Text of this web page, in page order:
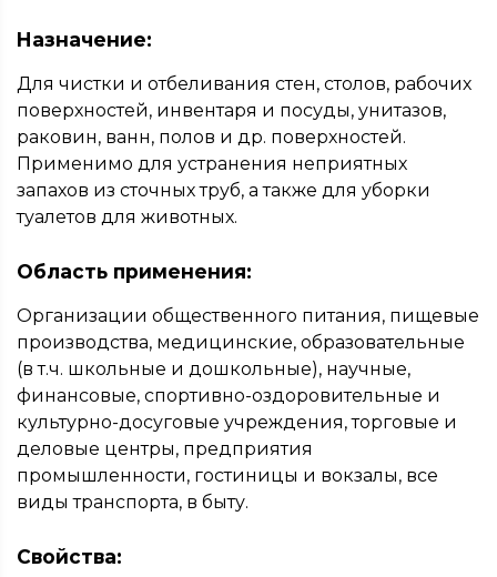
Назначение:
Для чистки и отбеливания стен, столов, рабочих
поверхностей, инвентаря и посуды, унитазов,
раковин, ванн, полов и др. поверхностей.
Применимо для устранения неприятных
запахов из сточных труб, а также для уборки
туалетов для животных.
Область применения:
Организации общественного питания, пищевые
производства, медицинские, образовательные
(в т.ч. школьные и дошкольные), научные,
финансовые, спортивно-оздоровительные и
культурно-досуговые учреждения, торговые и
деловые центры, предприятия
промышленности, гостиницы и вокзалы, все
виды транспорта, в быту.
Свойства: